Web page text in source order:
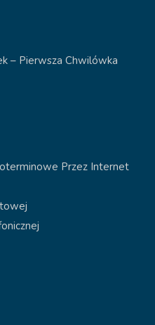
– Pierwsza Chwilówka
Przez Internet